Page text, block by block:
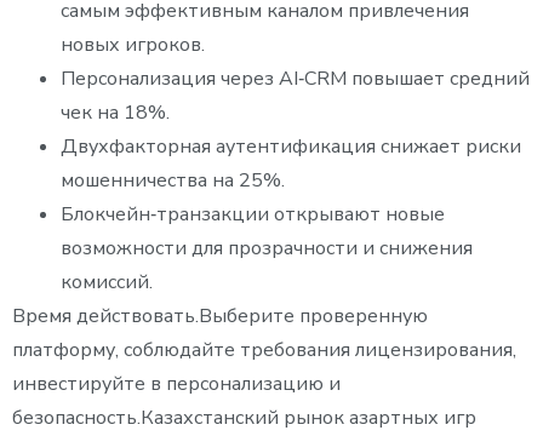
самым эффективным каналом привлечения
новых игроков.
Персонализация через AI‑CRM повышает средний
чек на 18%.
Двухфакторная аутентификация снижает риски
мошенничества на 25%.
Блокчейн‑транзакции открывают новые
возможности для прозрачности и снижения
комиссий.
Время действовать.Выберите проверенную
платформу, соблюдайте требования лицензирования,
инвестируйте в персонализацию и
безопасность.Казахстанский рынок азартных игр